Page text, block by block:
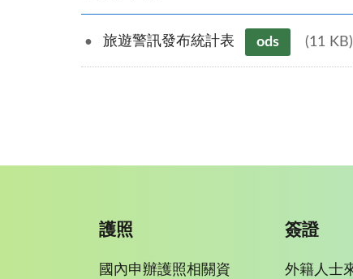
旅遊警訊發布統計表 ods (11 KB)
護照
國內申辦護照相關資
簽證
外籍人士